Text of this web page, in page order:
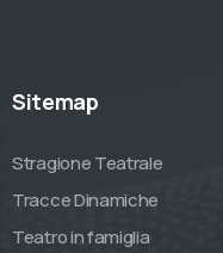
Sitemap
Stragione Teatrale
Tracce Dinamiche
Teatro in famiglia